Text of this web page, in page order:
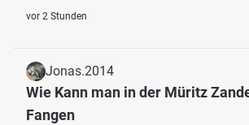
vor 2 Stunden
Jonas.2014
Wie Kann man in der Müritz
Fangen